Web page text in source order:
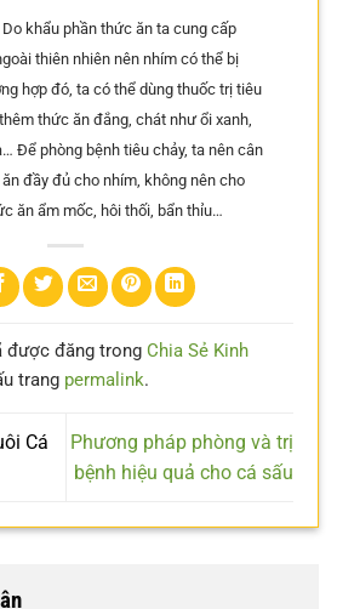
khẩu phần thức ăn ta cung cấp
thiên nhiên nên nhím có thể bị
hợp đó, ta có thể dùng thuốc trị tiêu
thức ăn đắng, chát như ổi xanh,
Để phòng bệnh tiêu chảy, ta nên cân
đầy đủ cho nhím, không nên cho
ăn ẩm mốc, hôi thối, bẩn thỉu…
được đăng trong Chia Sẻ Kinh
trang permalink.
Cá
Phương pháp phòng và trị
bệnh hiệu quả cho cá sấu